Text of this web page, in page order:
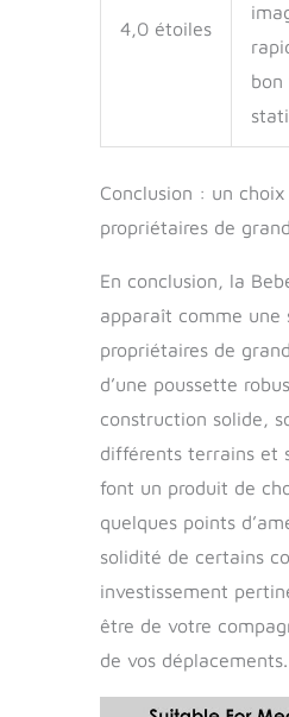
4,0 étoiles
bon
Conclusion : un
propriétaires de
En conclusion, la
apparaît comme une
propriétaires de
d’une poussette
construction solide,
différents terrains et
font un produit de
quelques points
solidité de certains
investissement
être de votre
de vos déplacements.